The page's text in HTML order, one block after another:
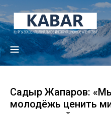
Садыр Жапаров:
молодёжь ценить